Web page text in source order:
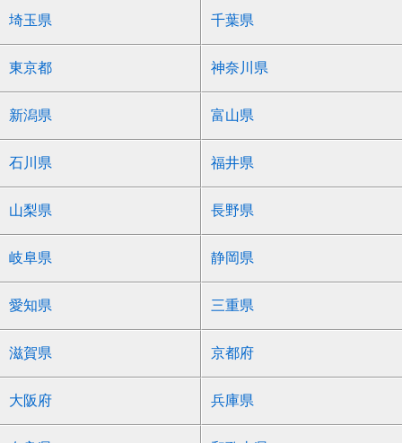
埼玉県 千葉県
東京都 神奈川県
新潟県 富山県
石川県 福井県
山梨県 長野県
岐阜県 静岡県
愛知県 三重県
滋賀県 京都府
大阪府 兵庫県